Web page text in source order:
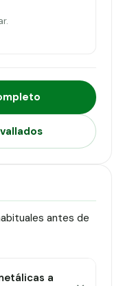
antes de
a